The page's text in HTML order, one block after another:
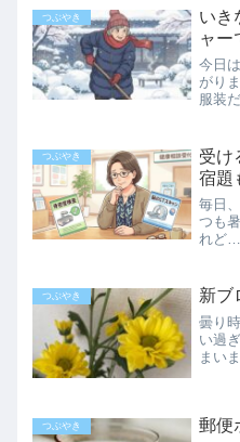
つぶやき
いき
ャー
今日
がり
服装
クの
に崩
つぶやき
受け
宿題
毎日
つも
れど…
を引
ガン
つぶやき 新ブ
曇り
い過
まい
グが
つぶやき 郵便